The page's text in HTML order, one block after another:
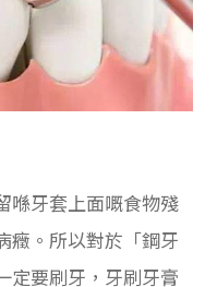
喺牙套上面嘅食物殘
癥。所以對於「鋼牙
定要刷牙，牙刷牙膏